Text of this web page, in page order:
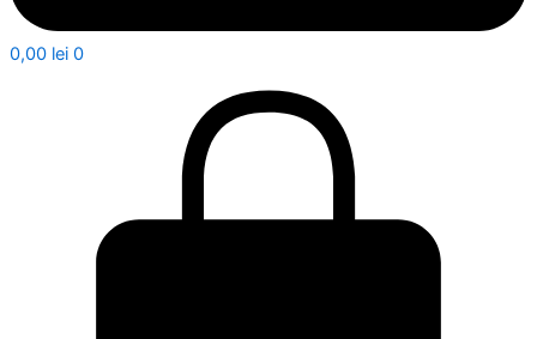
0,00 lei 0